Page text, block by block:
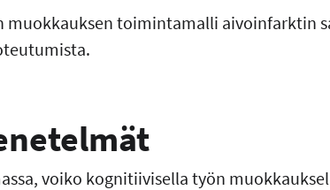
muokkauksen toimintamalli aivoinfarktin
voiko kognitiivisella työn